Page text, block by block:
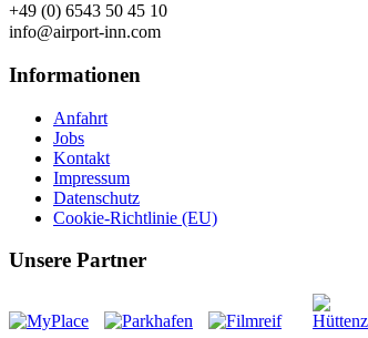
+49 (0) 6543 50 45 10
info@airport-inn.com
Informationen
Anfahrt
Jobs
Kontakt
Impressum
Datenschutz
Cookie-Richtlinie (EU)
Unsere Partner